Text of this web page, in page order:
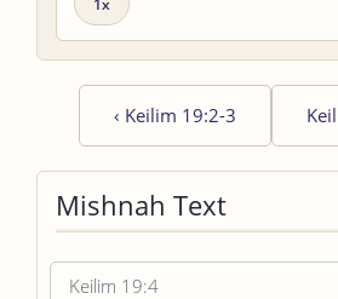
Playback
‹ Keilim 19:2-3
Mishnah Text
Keilim 19:4